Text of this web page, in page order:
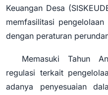
Keuangan Desa
memfasilitasi
dengan peraturan
Memasuki Tahun
regulasi terkait
adanya penyesuaian